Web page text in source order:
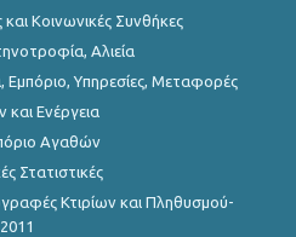
2022
2022
2022
2022
Κοινωνικές Συνθήκες
Αλιεία
Εμπόριο, Υπηρεσίες, Μεταφορές
και Ενέργεια
Αγαθών
Στατιστικές
Κτιρίων και Πληθυσμού-